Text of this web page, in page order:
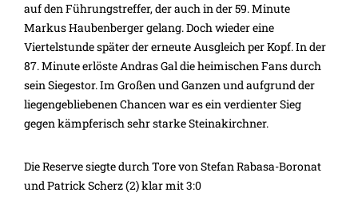
auf den Führungstreffer, der auch in der 59. Minute
Markus Haubenberger gelang. Doch wieder eine
Viertelstunde später der erneute Ausgleich per Kopf. In der
87. Minute erlöste Andras Gal die heimischen Fans durch
sein Siegestor. Im Großen und Ganzen und aufgrund der
liegengebliebenen Chancen war es ein verdienter Sieg
gegen kämpferisch sehr starke Steinakirchner.
Die Reserve siegte durch Tore von Stefan Rabasa-Boronat
und Patrick Scherz (2) klar mit 3:0